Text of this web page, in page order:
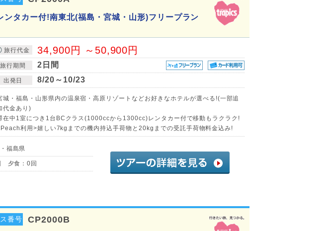
ンタカー付!南東北(福島・宮城・山形)フリープラン
旅行代金 34,900円 ～50,900円
旅行期間 2日間
出発日 8/20～10/23
城・福島・山形県内の温泉宿・高原リゾートなどお好きなホテルが選べる!(一部追
代金あり)
在中1室につき1台BCクラス(1000ccから1300cc)レンタカー付で移動もラクラク!
利用>嬉しい7kgまでの機内持込手荷物と20kgまでの受託手荷物料金込み!
福島県
夕食：0回
番号 CP2000B